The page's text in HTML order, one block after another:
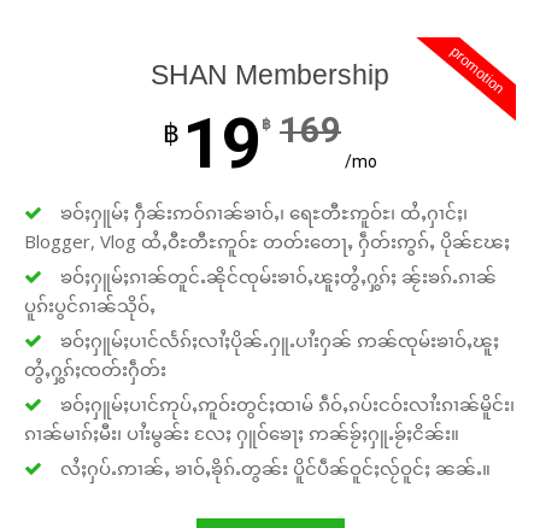
promotion
SHAN Membership
฿ 19 ฿ 169
/mo
ၶဝ်ႈႁူမ်ႈ ႁဵၼ်းဢဝ်ၵၢၼ်ၶၢဝ်ႇ၊ ရေႊတီႊဢူဝ်ႊ၊ ထႆႇႁၢင်ႈ၊
Blogger, Vlog ထႆႇဝီႊတီႊဢူဝ်ႊ တတ်းတေႃႇ ႁဵတ်းဢွၵ်ႇ ပိုၼ်ၽႄႈ
ၶဝ်ႈႁူမ်ႈၵၢၼ်တူင်ႉၼိုင်ၸုမ်းၶၢဝ်ႇၽူႈတွႆႇႁွၵ်ႈ ၼႂ်းၶၵ်ႉၵၢၼ်
ပူၵ်းပွင်ၵၢၼ်သိုဝ်ႇ
ၶဝ်ႈႁူမ်ႈပၢင်လႅၵ်ႈလၢႆႈပိုၼ်ႉႁူႉပၢႆးႁၼ် ဢၼ်ၸုမ်းၶၢဝ်ႇၽူႈ
တွႆႇႁွၵ်ႈၸတ်းႁဵတ်း
ၶဝ်ႈႁူမ်ႈပၢင်ဢုပ်ႇဢူဝ်းတွင်ႈထၢမ် ၵဵဝ်ႇၵပ်းငဝ်းလၢႆးၵၢၼ်မိူင်း၊
ၵၢၼ်မၢၵ်ႈမီး၊ ပၢႆးမွၼ်း လႄႈ ႁူဝ်ၶေႃႈ ဢၼ်ၶႂ်ႈႁူႉၶႂ်ႈငိၼ်း။
လႆႈႁပ်ႉဢၢၼ်ႇ ၶၢဝ်ႇၶိုၵ်ႉတွၼ်း ပိူင်ပဵၼ်ဝူင်ႈလႂ်ဝူင်ႈ ၼၼ်ႉ။